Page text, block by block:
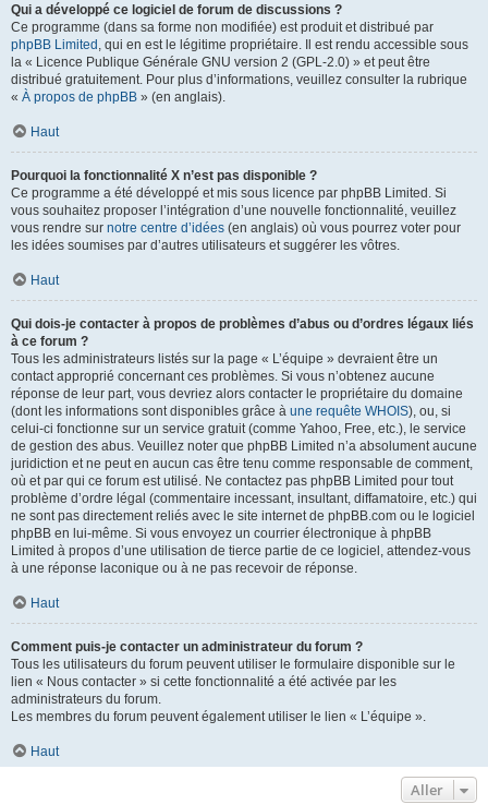
Qui a développé ce logiciel de forum de discussions ?
Ce programme (dans sa forme non modifiée) est produit et distribué par
phpBB Limited , qui en est le légitime propriétaire. Il est rendu accessible sous
la « Licence Publique Générale GNU version 2 (GPL-2.0) » et peut être
distribué gratuitement. Pour plus d’informations, veuillez consulter la rubrique
« À propos de phpBB » (en anglais).
Haut
Pourquoi la fonctionnalité X n’est pas disponible ?
Ce programme a été développé et mis sous licence par phpBB Limited. Si
vous souhaitez proposer l’intégration d’une nouvelle fonctionnalité, veuillez
vous rendre sur notre centre d’idées (en anglais) où vous pourrez voter pour
les idées soumises par d’autres utilisateurs et suggérer les vôtres.
Haut
Qui dois-je contacter à propos de problèmes d’abus ou d’ordres légaux liés
à ce forum ?
Tous les administrateurs listés sur la page « L’équipe » devraient être un
contact approprié concernant ces problèmes. Si vous n’obtenez aucune
réponse de leur part, vous devriez alors contacter le propriétaire du domaine
(dont les informations sont disponibles grâce à une requête WHOIS), ou, si
celui-ci fonctionne sur un service gratuit (comme Yahoo, Free, etc.), le service
de gestion des abus. Veuillez noter que phpBB Limited n’a absolument aucune
juridiction et ne peut en aucun cas être tenu comme responsable de comment,
où et par qui ce forum est utilisé. Ne contactez pas phpBB Limited pour tout
problème d’ordre légal (commentaire incessant, insultant, diffamatoire, etc.) qui
ne sont pas directement reliés avec le site internet de phpBB.com ou le logiciel
phpBB en lui-même. Si vous envoyez un courrier électronique à phpBB
Limited à propos d’une utilisation de tierce partie de ce logiciel, attendez-vous
à une réponse laconique ou à ne pas recevoir de réponse.
Haut
Comment puis-je contacter un administrateur du forum ?
Tous les utilisateurs du forum peuvent utiliser le formulaire disponible sur le
lien « Nous contacter » si cette fonctionnalité a été activée par les
administrateurs du forum.
Les membres du forum peuvent également utiliser le lien « L’équipe ».
Haut
Aller